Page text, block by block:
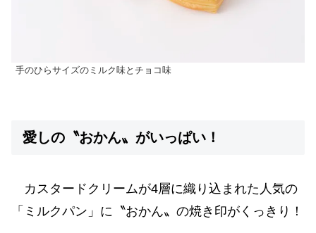
手のひらサイズのミルク味とチョコ味
愛しの 〝おかん〟 がいっぱい！
カスタードクリームが4層に織り込まれた人気の
「ミルクパン」に〝おかん〟の焼き印がくっきり！